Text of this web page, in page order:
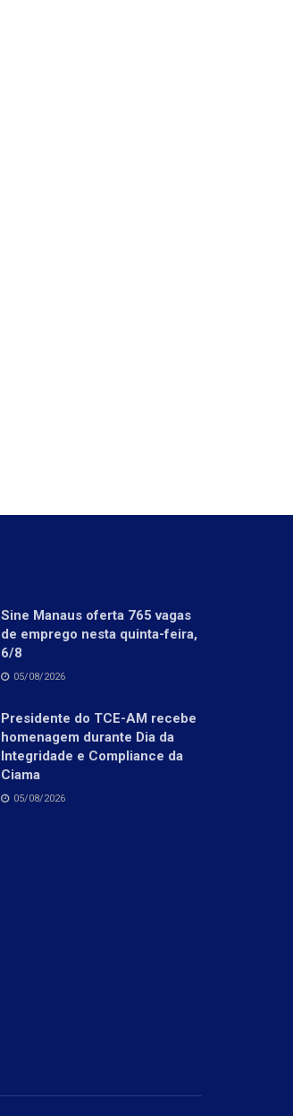
Sine Manaus oferta 765 vagas
de emprego nesta quinta-feira,
6/8
05/08/2026
Presidente do TCE-AM recebe
homenagem durante Dia da
Integridade e Compliance da
Ciama
05/08/2026